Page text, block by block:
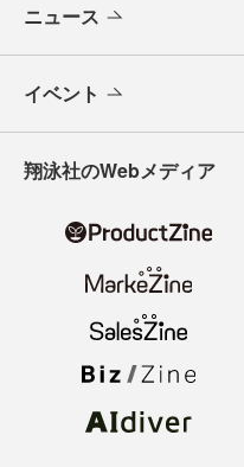
ニュース
イベント
翔泳社のWebメディア